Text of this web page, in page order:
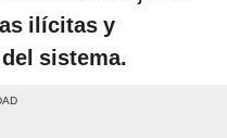
ilícitas y
sistema.